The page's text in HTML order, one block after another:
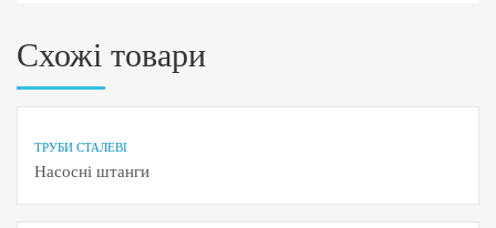
Схожі товари
ТРУБИ СТАЛЕВІ
Насосні штанги